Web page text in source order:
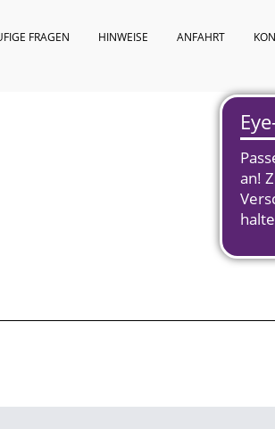
FRAGEN HINWEISE ANFAHRT